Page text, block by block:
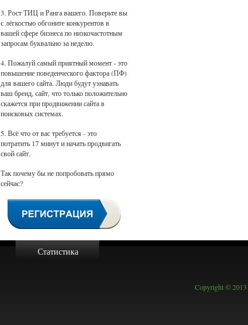
3. Рост ТИЦ и Ранга вашего. Поверьте вы
с лёгкостью обгоните конкурентов в
вашей сфере бизнеса по низкочастотным
запросам буквально за неделю.
4. Пожалуй самый приятный момент - это
повышение поведенческого фактора (ПФ)
для вашего сайта. Люди будут узнавать
ваш бренд, сайт, что только положительно
скажется при продвижении сайта в
поисковых системах.
5. Всё что от вас требуется - это
потратить 17 минут и начать продвигать
свой сайт.
Так почему бы не попробовать прямо
сейчас?
Статистика
Copyright © 2013